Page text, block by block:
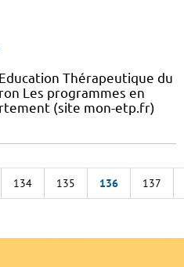
Thérapeutique du
Les programmes en
(site mon-etp.fr)
134 135 136 137